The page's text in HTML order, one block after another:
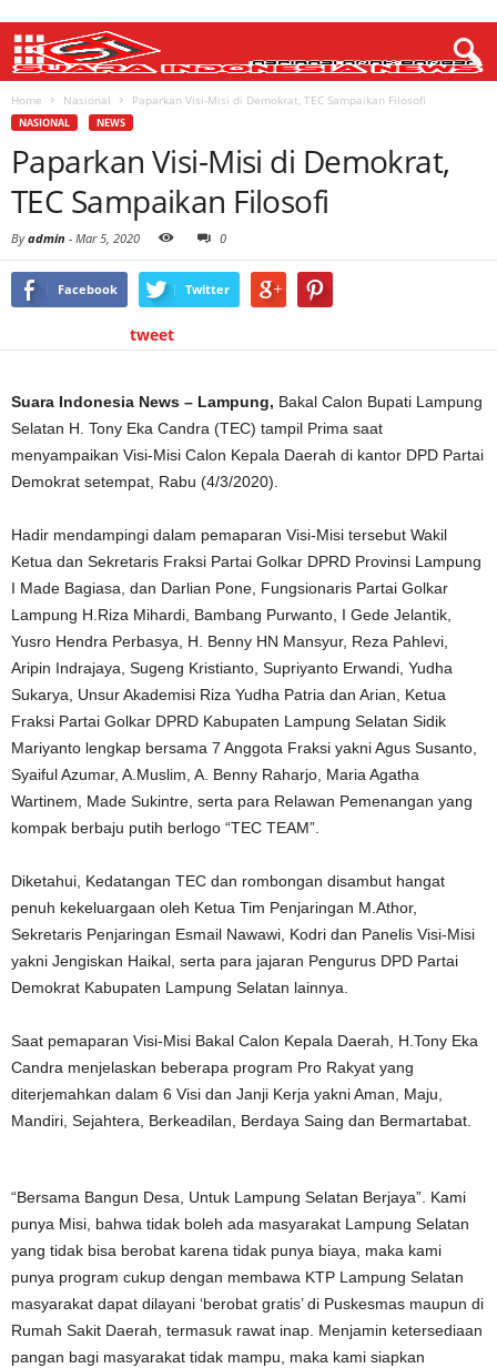
Home Nasional Paparkan Visi-Misi di Demokrat, TEC Sampaikan Filosofi
NASIONAL NEWS
Paparkan Visi-Misi di Demokrat,
TEC Sampaikan Filosofi
Byadmin - Mar 5, 2020 0
Facebook Twitter
tweet
Suara Indonesia News – Lampung, Bakal Calon Bupati Lampung
Selatan H. Tony Eka Candra (TEC) tampil Prima saat
menyampaikan Visi-Misi Calon Kepala Daerah di kantor DPD Partai
Demokrat setempat, Rabu (4/3/2020).
Hadir mendampingi dalam pemaparan Visi-Misi tersebut Wakil
Ketua dan Sekretaris Fraksi Partai Golkar DPRD Provinsi Lampung
I Made Bagiasa, dan Darlian Pone, Fungsionaris Partai Golkar
Lampung H.Riza Mihardi, Bambang Purwanto, I Gede Jelantik,
Yusro Hendra Perbasya, H. Benny HN Mansyur, Reza Pahlevi,
Aripin Indrajaya, Sugeng Kristianto, Supriyanto Erwandi, Yudha
Sukarya, Unsur Akademisi Riza Yudha Patria dan Arian, Ketua
Fraksi Partai Golkar DPRD Kabupaten Lampung Selatan Sidik
Mariyanto lengkap bersama 7 Anggota Fraksi yakni Agus Susanto,
Syaiful Azumar, A.Muslim, A. Benny Raharjo, Maria Agatha
Wartinem, Made Sukintre, serta para Relawan Pemenangan yang
kompak berbaju putih berlogo “TEC TEAM”.
Diketahui, Kedatangan TEC dan rombongan disambut hangat
penuh kekeluargaan oleh Ketua Tim Penjaringan M.Athor,
Sekretaris Penjaringan Esmail Nawawi, Kodri dan Panelis Visi-Misi
yakni Jengiskan Haikal, serta para jajaran Pengurus DPD Partai
Demokrat Kabupaten Lampung Selatan lainnya.
Saat pemaparan Visi-Misi Bakal Calon Kepala Daerah, H.Tony Eka
Candra menjelaskan beberapa program Pro Rakyat yang
diterjemahkan dalam 6 Visi dan Janji Kerja yakni Aman, Maju,
Mandiri, Sejahtera, Berkeadilan, Berdaya Saing dan Bermartabat.
“Bersama Bangun Desa, Untuk Lampung Selatan Berjaya”. Kami
punya Misi, bahwa tidak boleh ada masyarakat Lampung Selatan
yang tidak bisa berobat karena tidak punya biaya, maka kami
punya program cukup dengan membawa KTP Lampung Selatan
masyarakat dapat dilayani ‘berobat gratis’ di Puskesmas maupun di
Rumah Sakit Daerah, termasuk rawat inap. Menjamin ketersediaan
pangan bagi masyarakat tidak mampu, maka kami siapkan